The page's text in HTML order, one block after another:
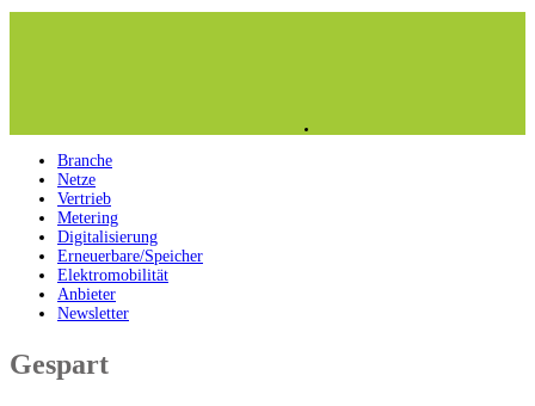
Branche
Netze
Vertrieb
Metering
Digitalisierung
Erneuerbare/Speicher
Elektromobilität
Anbieter
Newsletter
Gespart